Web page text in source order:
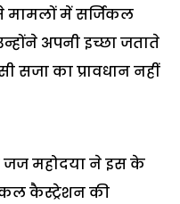
मामलों में सर्जिकल
अपनी इच्छा जताते
सजा का प्रावधान नहीं
जज महोदया ने इस के
कैस्ट्रेशन की